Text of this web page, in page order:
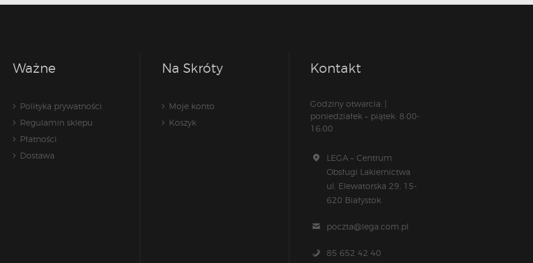
Ważne
Polityka prywatności
Regulamin sklepu
Płatności
Dostawa
Na Skróty
Moje konto
Koszyk
Kontakt
Godziny otwarcia: |
poniedziałek – piątek: 8:00-
16:00
LEGA – Centrum
Obsługi Lakiernictwa
ul. Elewatorska 29, 15-
620 Białystok
poczta@lega.com.pl
85 652 42 40